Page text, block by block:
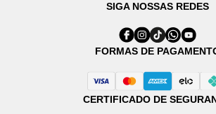
SIGA NOSSAS REDES
FORMAS DE
CERTIFICADO DE